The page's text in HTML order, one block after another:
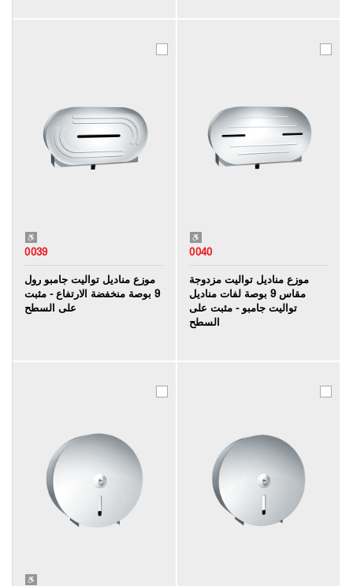
0039
موزع مناديل تواليت جامبو رول
9 بوصة منخفضة الارتفاع - مثبت
على السطح
0040
موزع مناديل تواليت مزدوجة
مقاس 9 بوصة لفات مناديل
تواليت جامبو - مثبت على
السطح